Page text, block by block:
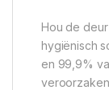
Hou de
hygiënisch
en 99,9%
veroorzaken